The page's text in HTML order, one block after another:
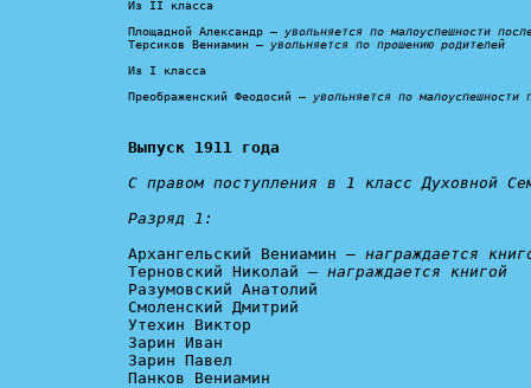
Из II класса
Площадной Александр – увольняется по малоуспешности
Терсиков Вениамин – увольняется по прошению родителей
Из I класса
Преображенский Феодосий – увольняется по
Выпуск 1911 года
С правом поступления в 1 класс Духовной
Разряд 1:
Архангельский Вениамин – награждается
Терновский Николай – награждается книгой
Разумовский Анатолий
Смоленский Дмитрий
Утехин Виктор
Зарин Иван
Зарин Павел
Панков Вениамин